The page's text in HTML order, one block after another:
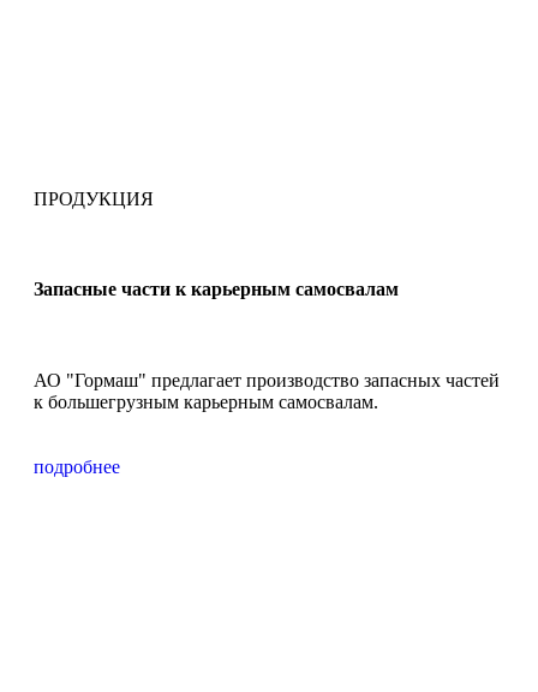
ПРОДУКЦИЯ
Запасные части к карьерным самосвалам
АО "Гормаш" предлагает производство запасных частей
к большегрузным карьерным самосвалам.
подробнее